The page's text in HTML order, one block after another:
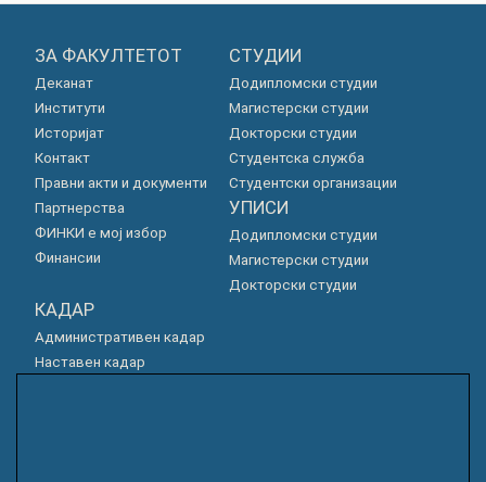
ЗА ФАКУЛТЕТОТ
Деканат
Институти
Историјат
Контакт
Правни акти и документи
Партнерства
ФИНКИ е мој избор
Финансии
СТУДИИ
Додипломски студии
Магистерски студии
Докторски студии
Студентска служба
Студентски организации
УПИСИ
Додипломски студии
Магистерски студии
Докторски студии
КАДАР
Административен кадар
Наставен кадар